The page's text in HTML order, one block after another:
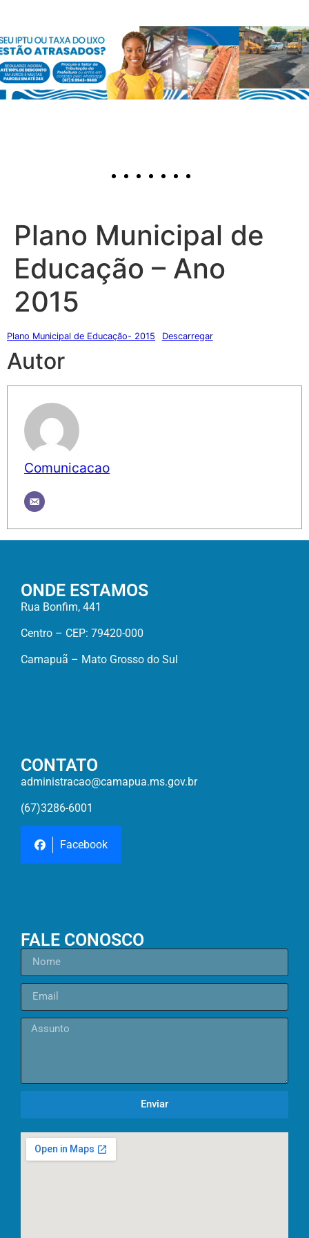
Plano Municipal de
Educação – Ano
2015
Plano Municipal de Educação- 2015 Descarregar
Autor
Comunicacao
ONDE ESTAMOS
Rua Bonfim, 441
Centro – CEP: 79420-000
Camapuã – Mato Grosso do Sul
CONTATO
administracao@camapua.ms.gov.br
(67)3286-6001
Facebook
FALE CONOSCO
Enviar